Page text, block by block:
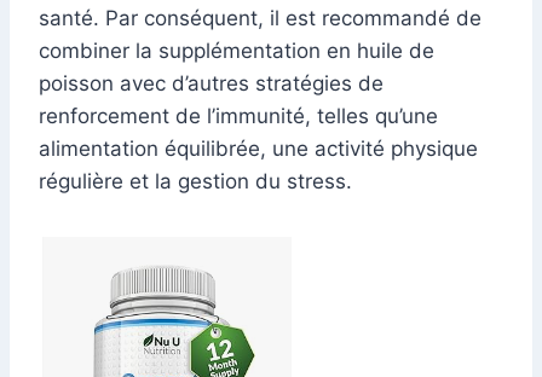
santé. Par conséquent, il est recommandé de
combiner la supplémentation en huile de
poisson avec d’autres stratégies de
renforcement de l’immunité, telles qu’une
alimentation équilibrée, une activité physique
régulière et la gestion du stress.